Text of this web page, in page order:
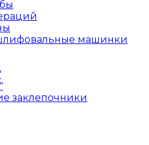
машинки
заклепочники